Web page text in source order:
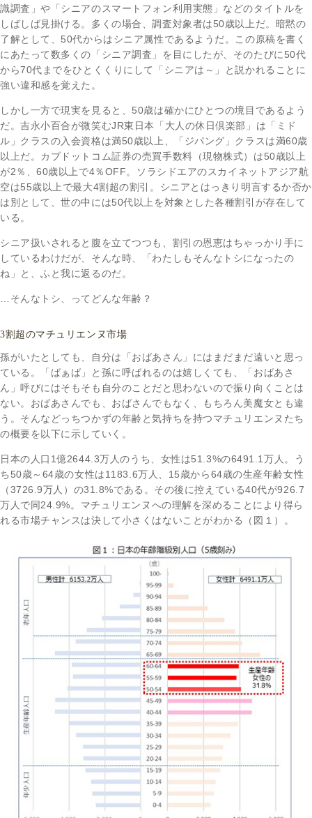
識調査」や「シニアのスマートフォン利用実態」などのタイトルを
しばしば見掛ける。多くの場合、調査対象者は50歳以上だ。暗黙の
了解として、50代からはシニア属性であるようだ。この原稿を書く
にあたって数多くの「シニア調査」を目にしたが、そのたびに50代
から70代までをひとくくりにして「シニアは～」と説かれることに
強い違和感を覚えた。
しかし一方で現実を見ると、50歳は確かにひとつの境目であるよう
だ。吉永小百合が微笑むJR東日本「大人の休日倶楽部」は「ミド
ル」クラスの入会資格は満50歳以上、「ジパング」クラスは満60歳
以上だ。カブドットコム証券の売買手数料（現物株式）は50歳以上
が2％、60歳以上で4％OFF。ソラシドエアのスカイネットアジア航
空は55歳以上で最大4割超の割引。シニアとはっきり明言するか否か
は別として、世の中には50代以上を対象とした各種割引が存在して
いる。
シニア扱いされると腹を立てつつも、割引の恩恵はちゃっかり手に
しているわけだが、そんな時、「わたしもそんなトシになったの
ね」と、ふと我に返るのだ。
…そんなトシ、ってどんな年齢？
3割超のマチュリエンヌ市場
孫がいたとしても、自分は「おばあさん」にはまだまだ遠いと思っ
ている。「ばぁば」と孫に呼ばれるのは嬉しくても、「おばあさ
ん」呼びにはそもそも自分のことだと思わないので振り向くことは
ない。おばあさんでも、おばさんでもなく、もちろん美魔女とも違
う。そんなどっちつかずの年齢と気持ちを持つマチュリエンヌたち
の概要を以下に示していく。
日本の人口1億2644.3万人のうち、女性は51.3%の6491.1万人。う
ち50歳～64歳の女性は1183.6万人、15歳から64歳の生産年齢女性
（3726.9万人）の31.8%である。その後に控えている40代が926.7
万人で同24.9%。マチュリエンヌへの理解を深めることにより得ら
れる市場チャンスは決して小さくはないことがわかる（図１）。